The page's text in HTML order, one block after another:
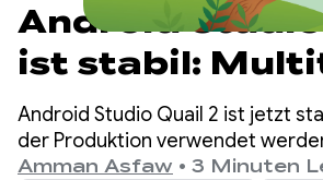
Android
ist stabil:
mit dem
Studio KI-
Android Studio Quail 2 ist jetzt
der Produktion verwendet
neue IDE mit gleichzeitigen
Amman Asfaw • 3 Minuten